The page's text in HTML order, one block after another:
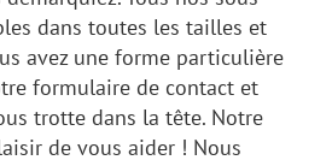
dans toutes les tailles et
avez une forme particulière
formulaire de contact et
trotte dans la tête. Notre
de vous aider ! Nous